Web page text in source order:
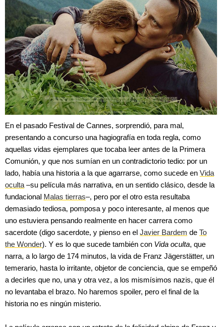
En el pasado Festival de Cannes, sorprendió, para mal,
presentando a concurso una hagiografía en toda regla, como
aquellas vidas ejemplares que tocaba leer antes de la Primera
Comunión, y que nos sumían en un contradictorio tedio: por un
lado, había una historia a la que agarrarse, como sucede en Vida
oculta –su película más narrativa, en un sentido clásico, desde la
fundacional Malas tierras–, pero por el otro esta resultaba
demasiado tediosa, pomposa y poco interesante, al menos que
uno estuviera pensando realmente en hacer carrera como
sacerdote (digo sacerdote, y pienso en el Javier Bardem de To
the Wonder). Y es lo que sucede también con Vida oculta, que
narra, a lo largo de 174 minutos, la vida de Franz Jägerstätter, un
temerario, hasta lo irritante, objetor de conciencia, que se empeñó
a decirles que no, una y otra vez, a los mismísimos nazis, que él
no levantaba el brazo. No haremos spoiler, pero el final de la
historia no es ningún misterio.